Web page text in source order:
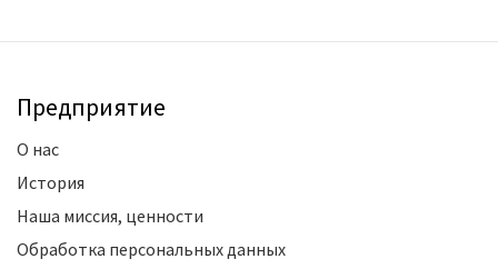
Предприятие
О нас
История
Наша миссия, ценности
Обработка персональных данных